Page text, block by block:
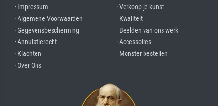
· Impressum
· Algemene Voorwaarden
· Gegevensbescherming
· Annulatierecht
· Klachten
· Over Ons
· Verkoop je kunst
· Kwaliteit
· Beelden van ons werk
· Accessoires
· Monster bestellen